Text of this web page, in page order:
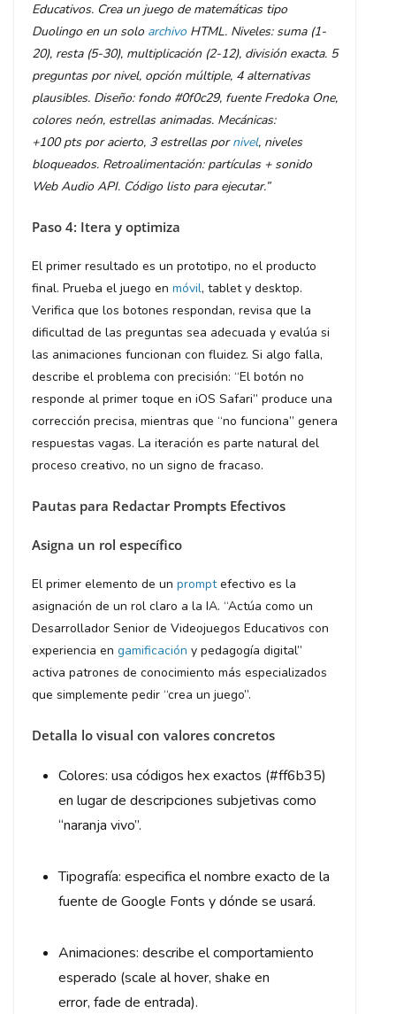
Educativos. Crea un juego de matemáticas tipo
Duolingo en un solo archivo HTML. Niveles: suma (1-
20), resta (5-30), multiplicación (2-12), división exacta. 5
preguntas por nivel, opción múltiple, 4 alternativas
plausibles. Diseño: fondo #0f0c29, fuente Fredoka One,
colores neón, estrellas animadas. Mecánicas:
+100 pts por acierto, 3 estrellas pornivel, niveles
bloqueados. Retroalimentación: partículas + sonido
Web Audio API. Código listo para ejecutar.”
Paso 4: Itera y optimiza
El primer resultado es un prototipo, no el producto
final. Prueba el juego en móvil, tablet y desktop.
Verifica que los botones respondan, revisa que la
dificultad de las preguntas sea adecuada y evalúa si
las animaciones funcionan con fluidez. Si algo falla,
describe el problema con precisión: “El botón no
responde al primer toque en iOS Safari” produce una
corrección precisa, mientras que “no funciona” genera
respuestas vagas. La iteración es parte natural del
proceso creativo, no un signo de fracaso.
Pautas para Redactar Prompts Efectivos
Asigna un rol específico
El primer elemento de un promptefectivo es la
asignación de un rol claro a la IA. “Actúa como un
Desarrollador Senior de Videojuegos Educativos con
experiencia en gamificación y pedagogía digital”
activa patrones de conocimiento más especializados
que simplemente pedir “crea un juego”.
Detalla lo visual con valores concretos
Colores: usa códigos hex exactos (#ff6b35)
en lugar de descripciones subjetivas como
“naranja vivo”.
Tipografía: especifica el nombre exacto de la
fuente de Google Fonts y dónde se usará.
Animaciones: describe el comportamiento
esperado (scale al hover, shake en
error, fade de entrada).